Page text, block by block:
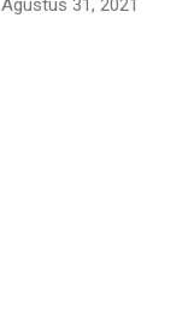
Agustus 31, 2021